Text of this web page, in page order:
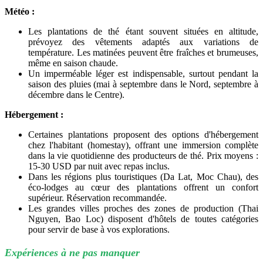
Météo :
Les plantations de thé étant souvent situées en altitude,
prévoyez des vêtements adaptés aux variations de
température. Les matinées peuvent être fraîches et brumeuses,
même en saison chaude.
Un imperméable léger est indispensable, surtout pendant la
saison des pluies (mai à septembre dans le Nord, septembre à
décembre dans le Centre).
Hébergement :
Certaines plantations proposent des options d'hébergement
chez l'habitant (homestay), offrant une immersion complète
dans la vie quotidienne des producteurs de thé. Prix moyens :
15-30 USD par nuit avec repas inclus.
Dans les régions plus touristiques (Da Lat, Moc Chau), des
éco-lodges au cœur des plantations offrent un confort
supérieur. Réservation recommandée.
Les grandes villes proches des zones de production (Thai
Nguyen, Bao Loc) disposent d'hôtels de toutes catégories
pour servir de base à vos explorations.
Expériences à ne pas manquer